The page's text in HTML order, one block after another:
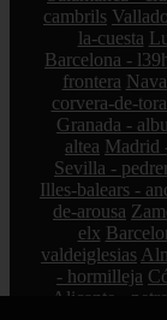
cambrils
la-cuesta
Barcelona -
frontera
corvera-de-
Granada -
altea Madrid
Sevilla -
Illes-balears -
de-arousa
elx
valdeiglesias
- hormilleja
Alicante -